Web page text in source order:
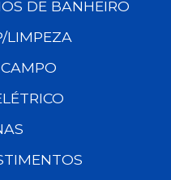
DE BANHEIRO
LIMPEZA